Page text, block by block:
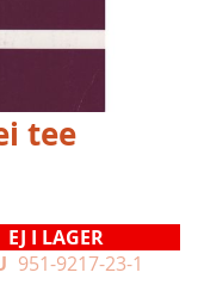
tee
EJ I LAGER
951-9217-23-1